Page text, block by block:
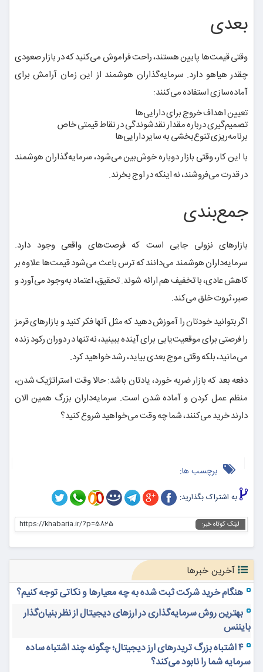
بعدی
وقتی قیمت‌ها پایین هستند، راحت فراموش می‌کنید که در بازار صعودی
چقدر هیاهو دارد. سرمایه‌گذاران هوشمند از این زمان آرامش برای
آماده‌سازی استفاده می‌کنند:
تعیین اهداف خروج برای دارایی‌ها
تصمیم‌گیری درباره مقدار نقدشوندگی در نقاط قیمتی خاص
برنامه‌ریزی تنوع‌بخشی به سایر دارایی‌ها
با این کار، وقتی بازار دوباره خوش‌بین می‌شود، سرمایه‌گذاران هوشمند
در قدرت می‌فروشند، نه اینکه در اوج بخرند.
جمع‌بندی
بازارهای نزولی جایی است که فرصت‌های واقعی وجود دارد.
سرمایه‌داران هوشمند می‌دانند که ترس باعث می‌شود قیمت‌ها علاوه بر
کاهش عادی، با تخفیف هم ارائه شوند. تحقیق، اعتماد به‌وجود می‌آورد و
صبر، ثروت خلق می‌کند.
اگر بتوانید خودتان را آموزش دهید که مثل آنها فکر کنید و بازارهای قرمز
را فرصتی برای موقعیت‌یابی برای آینده ببینید، نه تنها در دوران رکود زنده
می‌مانید، بلکه وقتی موج بعدی بیاید، رشد خواهید کرد.
دفعه بعد که بازار ضربه خورد، یادتان باشد: حالا وقت استراتژیک شدن،
منظم عمل کردن و آماده شدن است. سرمایه‌داران بزرگ همین الان
دارند خرید می‌کنند، شما چه وقت می‌خواهید شروع کنید؟
برچسب ها:
به اشتراک بگذارید:
لینک کوتاه خبر: https://khabaria.ir/?p=5825
آخرین خبرها
هنگام خرید شرکت ثبت شده به چه معیارها و نکاتی توجه کنیم؟
بهترین روش سرمایه‌گذاری در ارزهای دیجیتال از نظر بنیان‌گذار
بایننس
۴ اشتباه بزرگ تریدرهای ارز دیجیتال؛ چگونه چند اشتباه ساده
سرمایه شما را نابود می‌کند؟